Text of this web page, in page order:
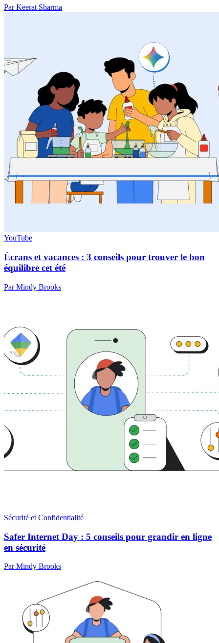
Par Keerat Sharma
YouTube
Écrans et vacances : 3 conseils pour trouver le bon
équilibre cet été
Par Mindy Brooks
Sécurité et Confidentialité
Safer Internet Day : 5 conseils pour grandir en ligne
en sécurité
Par Mindy Brooks